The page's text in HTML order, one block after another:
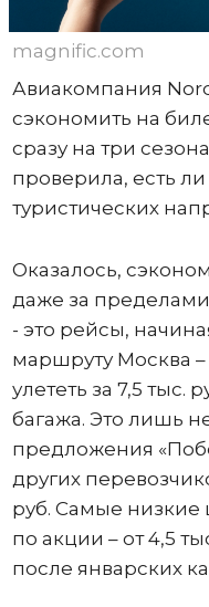
magnific.com
Авиакомпания
сэкономить на
сразу на три
проверила, есть
туристических
Оказалось,
даже за
- это рейсы,
маршруту Москва –
улететь за 7,5 тыс.
багажа. Это лишь
предложения
других
руб. Самые низкие
по акции – от 4,5
после январских